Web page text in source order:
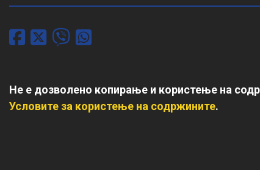
Не е дозволено копирање и користење на
Условите за користење на содржините.